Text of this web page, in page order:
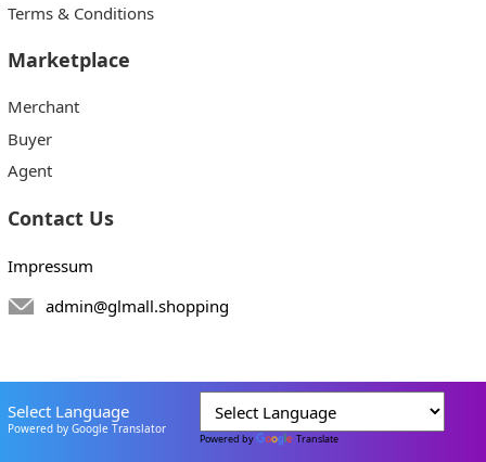
Terms & Conditions
Marketplace
Merchant
Buyer
Agent
Contact Us
Impressum
admin@glmall.shopping
Select Language
Powered by Google Translator
Powered by Translate